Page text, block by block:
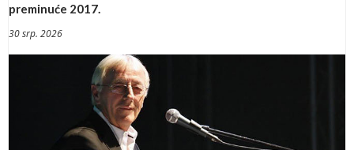
preminuće 2017.
30 srp. 2026